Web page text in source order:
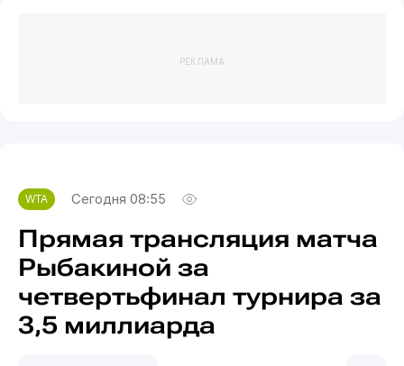
РЕКЛАМА
WTA Сегодня 08:55
Прямая трансляция матча
Рыбакиной за
четвертьфинал турнира за
3,5 миллиарда